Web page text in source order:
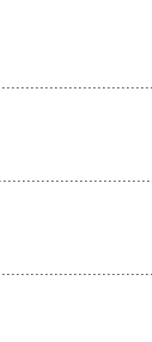
municipais
-19